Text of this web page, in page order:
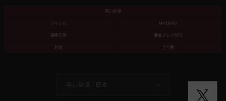
黒い砂漠
ジャンル
MMORPG
課金形態
基本プレイ無料
対象
全年齢
黒い砂漠 -